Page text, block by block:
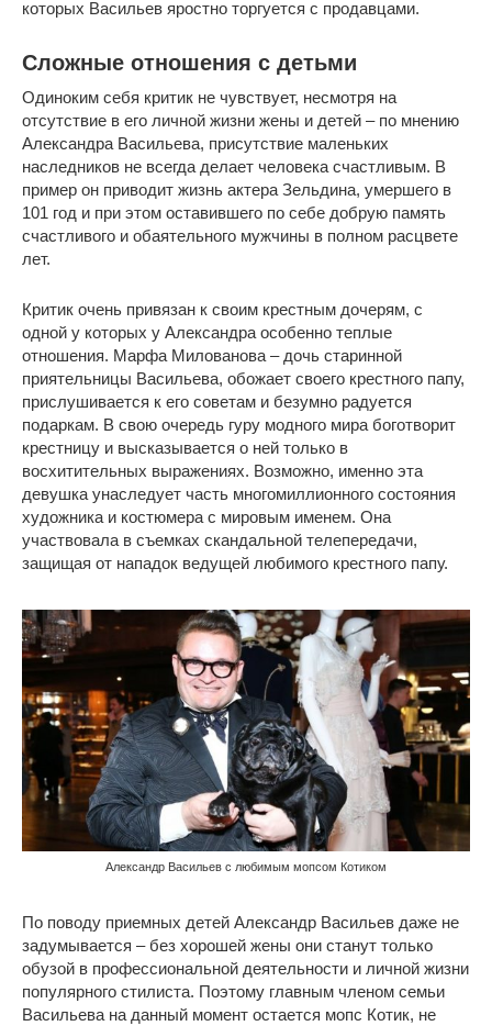
которых Васильев яростно торгуется с продавцами.
Сложные отношения с детьми
Одиноким себя критик не чувствует, несмотря на
отсутствие в его личной жизни жены и детей – по мнению
Александра Васильева, присутствие маленьких
наследников не всегда делает человека счастливым. В
пример он приводит жизнь актера Зельдина, умершего в
101 год и при этом оставившего по себе добрую память
счастливого и обаятельного мужчины в полном расцвете
лет.
Критик очень привязан к своим крестным дочерям, с
одной у которых у Александра особенно теплые
отношения. Марфа Милованова – дочь старинной
приятельницы Васильева, обожает своего крестного папу,
прислушивается к его советам и безумно радуется
подаркам. В свою очередь гуру модного мира боготворит
крестницу и высказывается о ней только в
восхитительных выражениях. Возможно, именно эта
девушка унаследует часть многомиллионного состояния
художника и костюмера с мировым именем. Она
участвовала в съемках скандальной телепередачи,
защищая от нападок ведущей любимого крестного папу.
Александр Васильев с любимым мопсом Котиком
По поводу приемных детей Александр Васильев даже не
задумывается – без хорошей жены они станут только
обузой в профессиональной деятельности и личной жизни
популярного стилиста. Поэтому главным членом семьи
Васильева на данный момент остается мопс Котик, не